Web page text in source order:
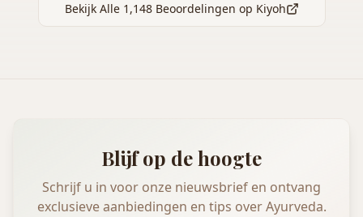
Bekijk Alle 1,148 Beoordelingen op Kiyoh
Blijf op de hoogte
Schrijf u in voor onze nieuwsbrief en ontvang
exclusieve aanbiedingen en tips over Ayurveda.